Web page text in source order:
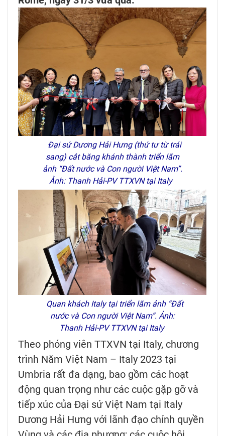
Đại sứ Dương Hải Hưng (thứ tư từ trái
sang) cắt băng khánh thành triển lãm
ảnh “Đất nước và Con người Việt Nam”.
Ảnh: Thanh Hải-PV TTXVN tại Italy
Quan khách Italy tại triển lãm ảnh “Đất
nước và Con người Việt Nam”. Ảnh:
Thanh Hải-PV TTXVN tại Italy
Theo phóng viên TTXVN tại Italy, chương
trình Năm Việt Nam – Italy 2023 tại
Umbria rất đa dạng, bao gồm các hoạt
động quan trọng như các cuộc gặp gỡ và
tiếp xúc của Đại sứ Việt Nam tại Italy
Dương Hải Hưng với lãnh đạo chính quyền